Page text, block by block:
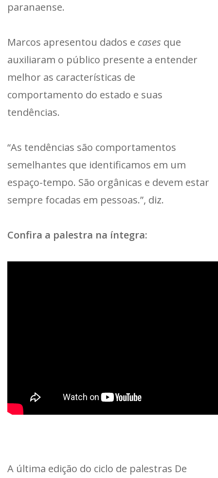
paranaense.
Marcos apresentou dados e cases que
auxiliaram o público presente a entender
melhor as características de
comportamento do estado e suas
tendências.
“As tendências são comportamentos
semelhantes que identificamos em um
espaço-tempo. São orgânicas e devem estar
sempre focadas em pessoas.”, diz.
Confira a palestra na íntegra:
A última edição do ciclo de palestras De